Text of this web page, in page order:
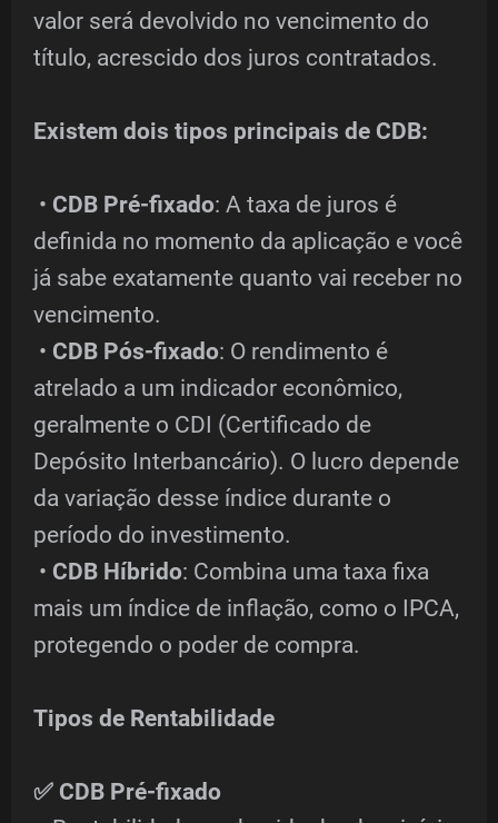
valor será devolvido no vencimento do
título, acrescido dos juros contratados.
Existem dois tipos principais de CDB:
• CDB Pré-fixado: A taxa de juros é
definida no momento da aplicação e você
já sabe exatamente quanto vai receber no
vencimento.
• CDB Pós-fixado: O rendimento é
atrelado a um indicador econômico,
geralmente o CDI (Certificado de
Depósito Interbancário). O lucro depende
da variação desse índice durante o
período do investimento.
• CDB Híbrido: Combina uma taxa fixa
mais um índice de inflação, como o IPCA,
protegendo o poder de compra.
Tipos de Rentabilidade
✅ CDB Pré-fixado